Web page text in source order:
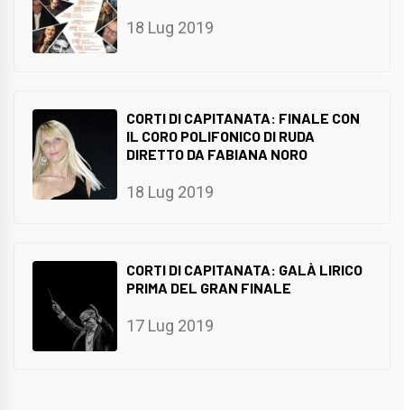
18 Lug 2019
CORTI DI CAPITANATA: FINALE CON
IL CORO POLIFONICO DI RUDA
DIRETTO DA FABIANA NORO
18 Lug 2019
CORTI DI CAPITANATA: GALÀ LIRICO
PRIMA DEL GRAN FINALE
17 Lug 2019